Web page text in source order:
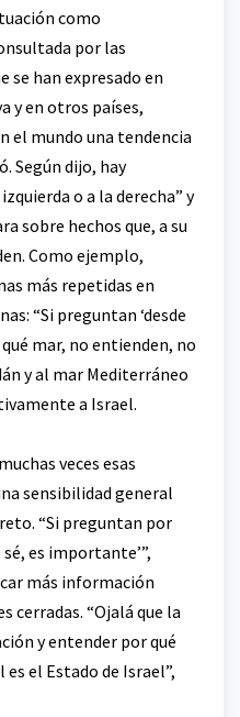
como
por las
se han expresado en
y en otros países,
el mundo una tendencia
Según dijo, hay
o a la derecha” y
sobre hechos que, a su
Como ejemplo,
más repetidas en
“Si preguntan ‘desde
mar, no entienden, no
y al mar Mediterráneo
a Israel.
veces esas
sensibilidad general
“Si preguntan por
es importante’”,
más información
cerradas. “Ojalá que la
y entender por qué
el Estado de Israel”,